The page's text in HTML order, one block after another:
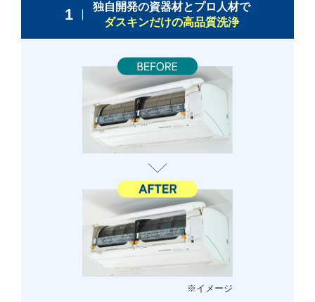
1
独自開発の資器材とプロ人材で
ダスキンだけの高品質洗浄